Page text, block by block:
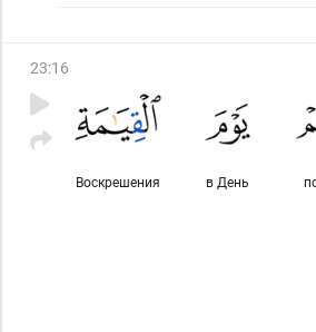
23:16
в День
Воскрешения